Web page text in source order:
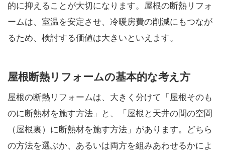
的に抑えることが大切になります。屋根の断熱リフォ
ームは、室温を安定させ、冷暖房費の削減にもつなが
るため、検討する価値は大きいといえます。
屋根断熱リフォームの基本的な考え方
屋根の断熱リフォームは、大きく分けて「屋根そのも
のに断熱材を施す方法」と、「屋根と天井の間の空間
（屋根裏）に断熱材を施す方法」があります。どちら
の方法を選ぶか、あるいは両方を組みあわせるかによ